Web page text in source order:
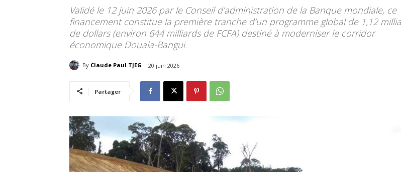
Validé le 12 juin 2026 par le Conseil d’administration de la Banque mondiale, ce
financement constitue la première tranche d’un programme global de 1,12
de dollars (environ 644 milliards de FCFA) destiné à moderniser le corridor
économique Douala-Bangui.
By Claude Paul TJEG 20 juin 2026
Partager